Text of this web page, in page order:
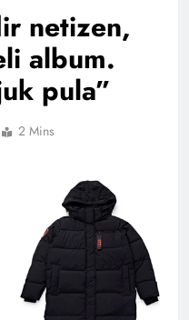
netizen,
album.
pula”
2 Mins